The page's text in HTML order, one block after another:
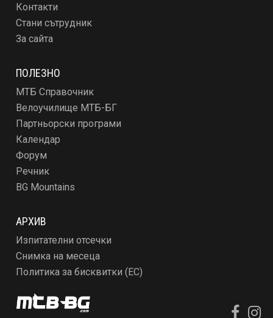
Контакти
Стани сътрудник
За сайта
ПОЛЕЗНО
МТБ Справочник
Велоучилище МТБ-БГ
Партньорски програми
Календар
Форум
Речник
BG Mountains
АРХИВ
Изпитателни отсечки
Снимка на месеца
Политика за бисквитки (ЕС)